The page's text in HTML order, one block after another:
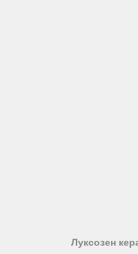
Луксозен